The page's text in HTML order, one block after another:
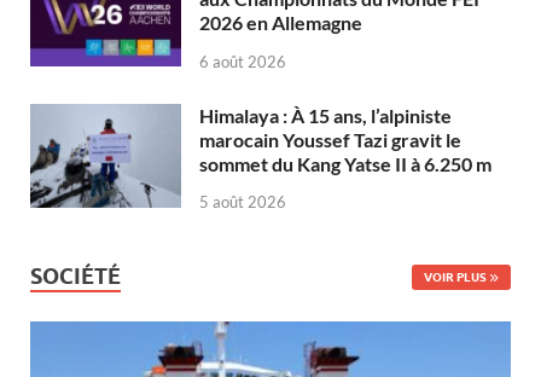
2026 en Allemagne
6 août 2026
Himalaya : À 15 ans, l’alpiniste
marocain Youssef Tazi gravit le
sommet du Kang Yatse II à 6.250 m
5 août 2026
SOCIÉTÉ VOIR PLUS